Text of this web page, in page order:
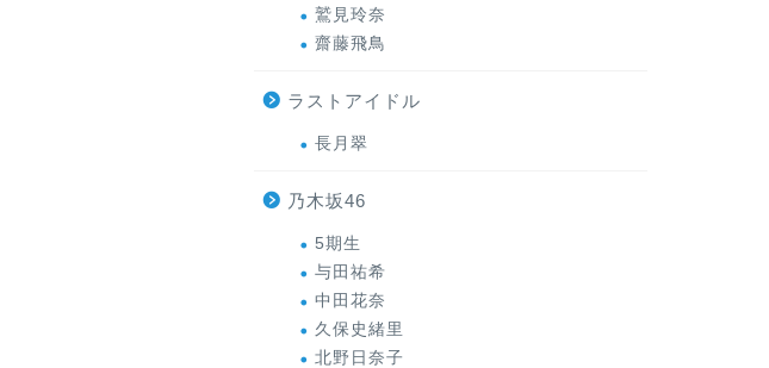
鷲見玲奈
齋藤飛鳥
ラストアイドル
長月翠
乃木坂46
5期生
与田祐希
中田花奈
久保史緒里
北野日奈子